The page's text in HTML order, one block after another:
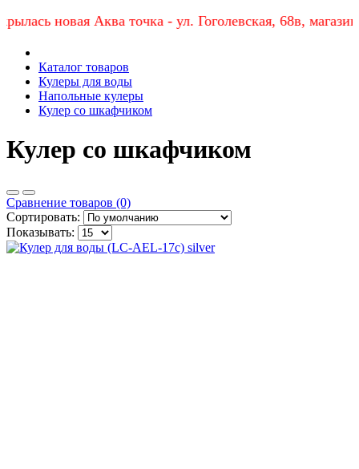
новая Аква точка - ул. Гоголевская, 68в, магазин
Каталог товаров
Кулеры для воды
Напольные кулеры
Кулер со шкафчиком
Кулер со шкафчиком
Сравнение товаров (0)
Сортировать:
Показывать: